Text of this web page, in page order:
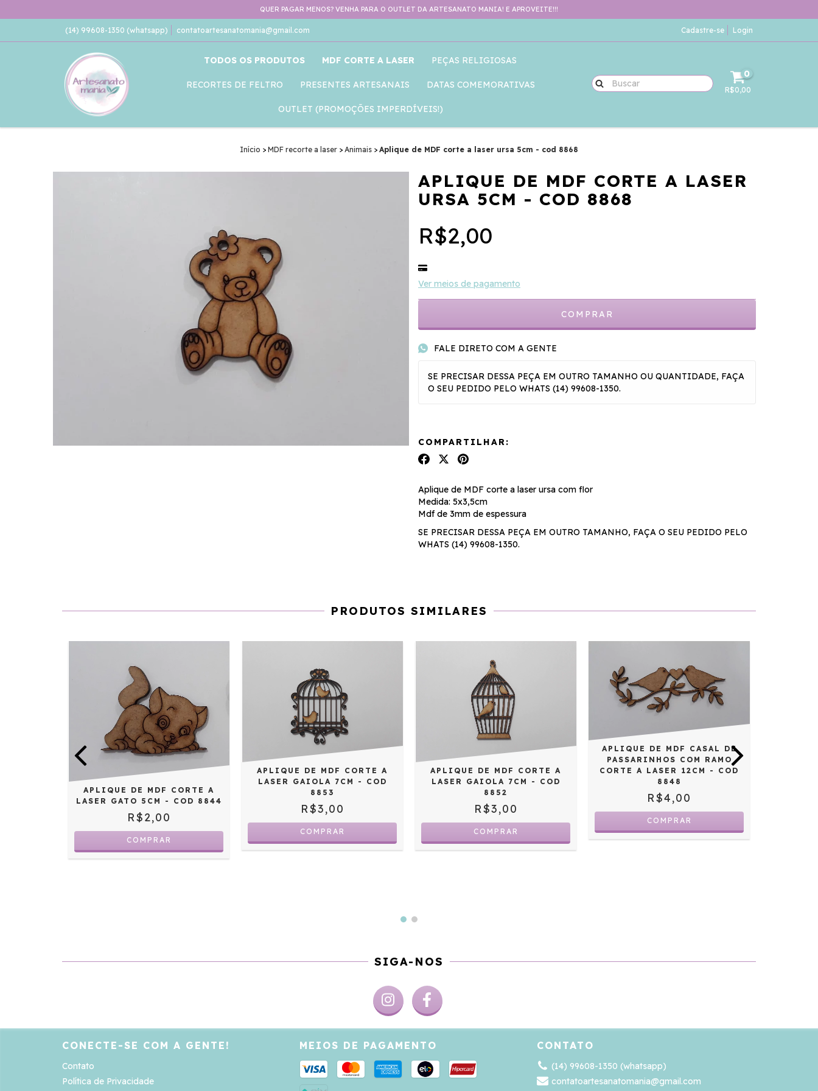
QUER PAGAR MENOS? VENHA PARA O OUTLET DA ARTESANATO MANIA! E APROVEITE!!!
(14) 99608-1350 (whatsapp) contatoartesanatomania@gmail.com Cadastre-se Login
TODOS OS PRODUTOS MDF CORTE A LASER PEÇAS RELIGIOSAS
RECORTES DE FELTRO PRESENTES ARTESANAIS DATAS COMEMORATIVAS
OUTLET (PROMOÇÕES IMPERDÍVEIS!)
0
R$0,00
Início > MDF recorte a laser > Animais > Aplique de MDF corte a laser ursa 5cm - cod 8868
APLIQUE DE MDF CORTE A LASER
URSA 5CM - COD 8868
R$2,00
Ver meios de pagamento
FALE DIRETO COM A GENTE
SE PRECISAR DESSA PEÇA EM OUTRO TAMANHO OU QUANTIDADE, FAÇA
O SEU PEDIDO PELO WHATS (14) 99608-1350.
COMPARTILHAR:
Aplique de MDF corte a laser ursa com flor
Medida: 5x3,5cm
Mdf de 3mm de espessura
SE PRECISAR DESSA PEÇA EM OUTRO TAMANHO, FAÇA O SEU PEDIDO PELO
WHATS (14) 99608-1350.
PRODUTOS SIMILARES
APLIQUE DE MDF CORTE A
LASER GATO 5CM - COD 8844
R$2,00
APLIQUE DE MDF CORTE A
LASER GAIOLA 7CM - COD
8853
R$3,00
APLIQUE DE MDF CORTE A
LASER GAIOLA 7CM - COD
8852
R$3,00
APLIQUE DE MDF CASAL DE
PASSARINHOS COM RAMO
CORTE A LASER 12CM - COD
8848
R$4,00
SIGA-NOS
CONECTE-SE COM A GENTE!
Contato
Política de Privacidade
MEIOS DE PAGAMENTO CONTATO
(14) 99608-1350 (whatsapp)
contatoartesanatomania@gmail.com